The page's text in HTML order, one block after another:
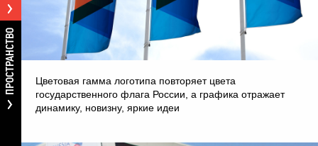
ПРОСТРАНСТВО
Цветовая гамма логотипа повторяет цвета
государственного флага России, а графика отражает
динамику, новизну, яркие идеи